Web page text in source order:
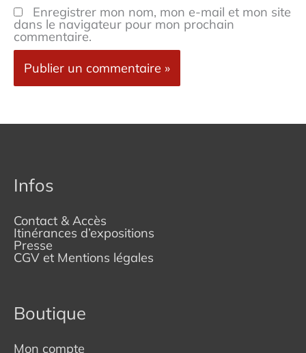
Enregistrer mon nom, mon e-mail et mon site
dans le navigateur pour mon prochain
commentaire.
Infos
Contact & Accès
Itinérances d’expositions
Presse
CGV et Mentions légales
Boutique
Mon compte